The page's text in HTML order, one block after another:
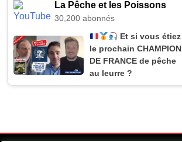
La Pêche et les Poissons
30,200 abonnés
Et si vous étiez
le prochain CHAMPION
DE FRANCE de pêche
au leurre ?